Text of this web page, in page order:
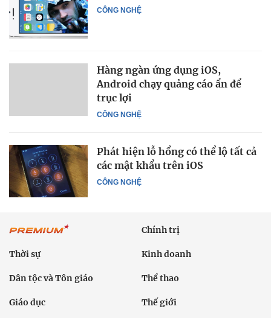
CÔNG NGHỆ
CÔNG NGHỆ
Hàng ngàn ứng dụng iOS,
Android chạy quảng cáo ẩn để
trục lợi
CÔNG NGHỆ
Phát hiện lỗ hổng có thể lộ tất cả
các mật khẩu trên iOS
Chính trị
Thời sự Kinh doanh
Dân tộc và Tôn giáo Thể thao
Giáo dục Thế giới